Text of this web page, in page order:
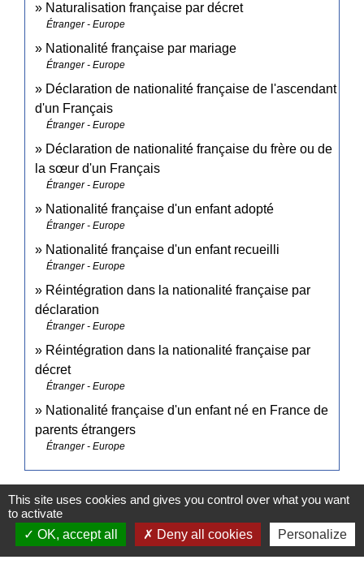
Naturalisation française par décret
Étranger - Europe
Nationalité française par mariage
Étranger - Europe
Déclaration de nationalité française de l'ascendant
d'un Français
Étranger - Europe
Déclaration de nationalité française du frère ou de
la sœur d'un Français
Étranger - Europe
Nationalité française d'un enfant adopté
Étranger - Europe
Nationalité française d'un enfant recueilli
Étranger - Europe
Réintégration dans la nationalité française par
déclaration
Étranger - Europe
Réintégration dans la nationalité française par
décret
Étranger - Europe
Nationalité française d'un enfant né en France de
parents étrangers
Étranger - Europe
Signaler une erreur sur cette page
This site uses cookies and gives you control over what you want
to activate
OK, accept all
Deny all cookies Personalize